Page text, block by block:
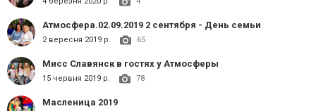
Атмосфера.02.09.2019 2 сентября - День семьи
2 вересня 2019 р. 65
Мисс Славянск в гостях у Атмосферы
15 червня 2019 р. 78
Масленица 2019